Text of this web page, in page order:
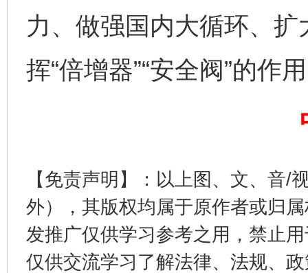
力、做强国内大循环、
挥“倍增器”“安全阀”的作
【免责声明】：以上图、文、音/
外），其版权均属于原作者或归
发推广仅供学习参考之用，禁止
仅供交流学习了解法律、法规、
受贿1.44亿！段成刚被判无期 从幼